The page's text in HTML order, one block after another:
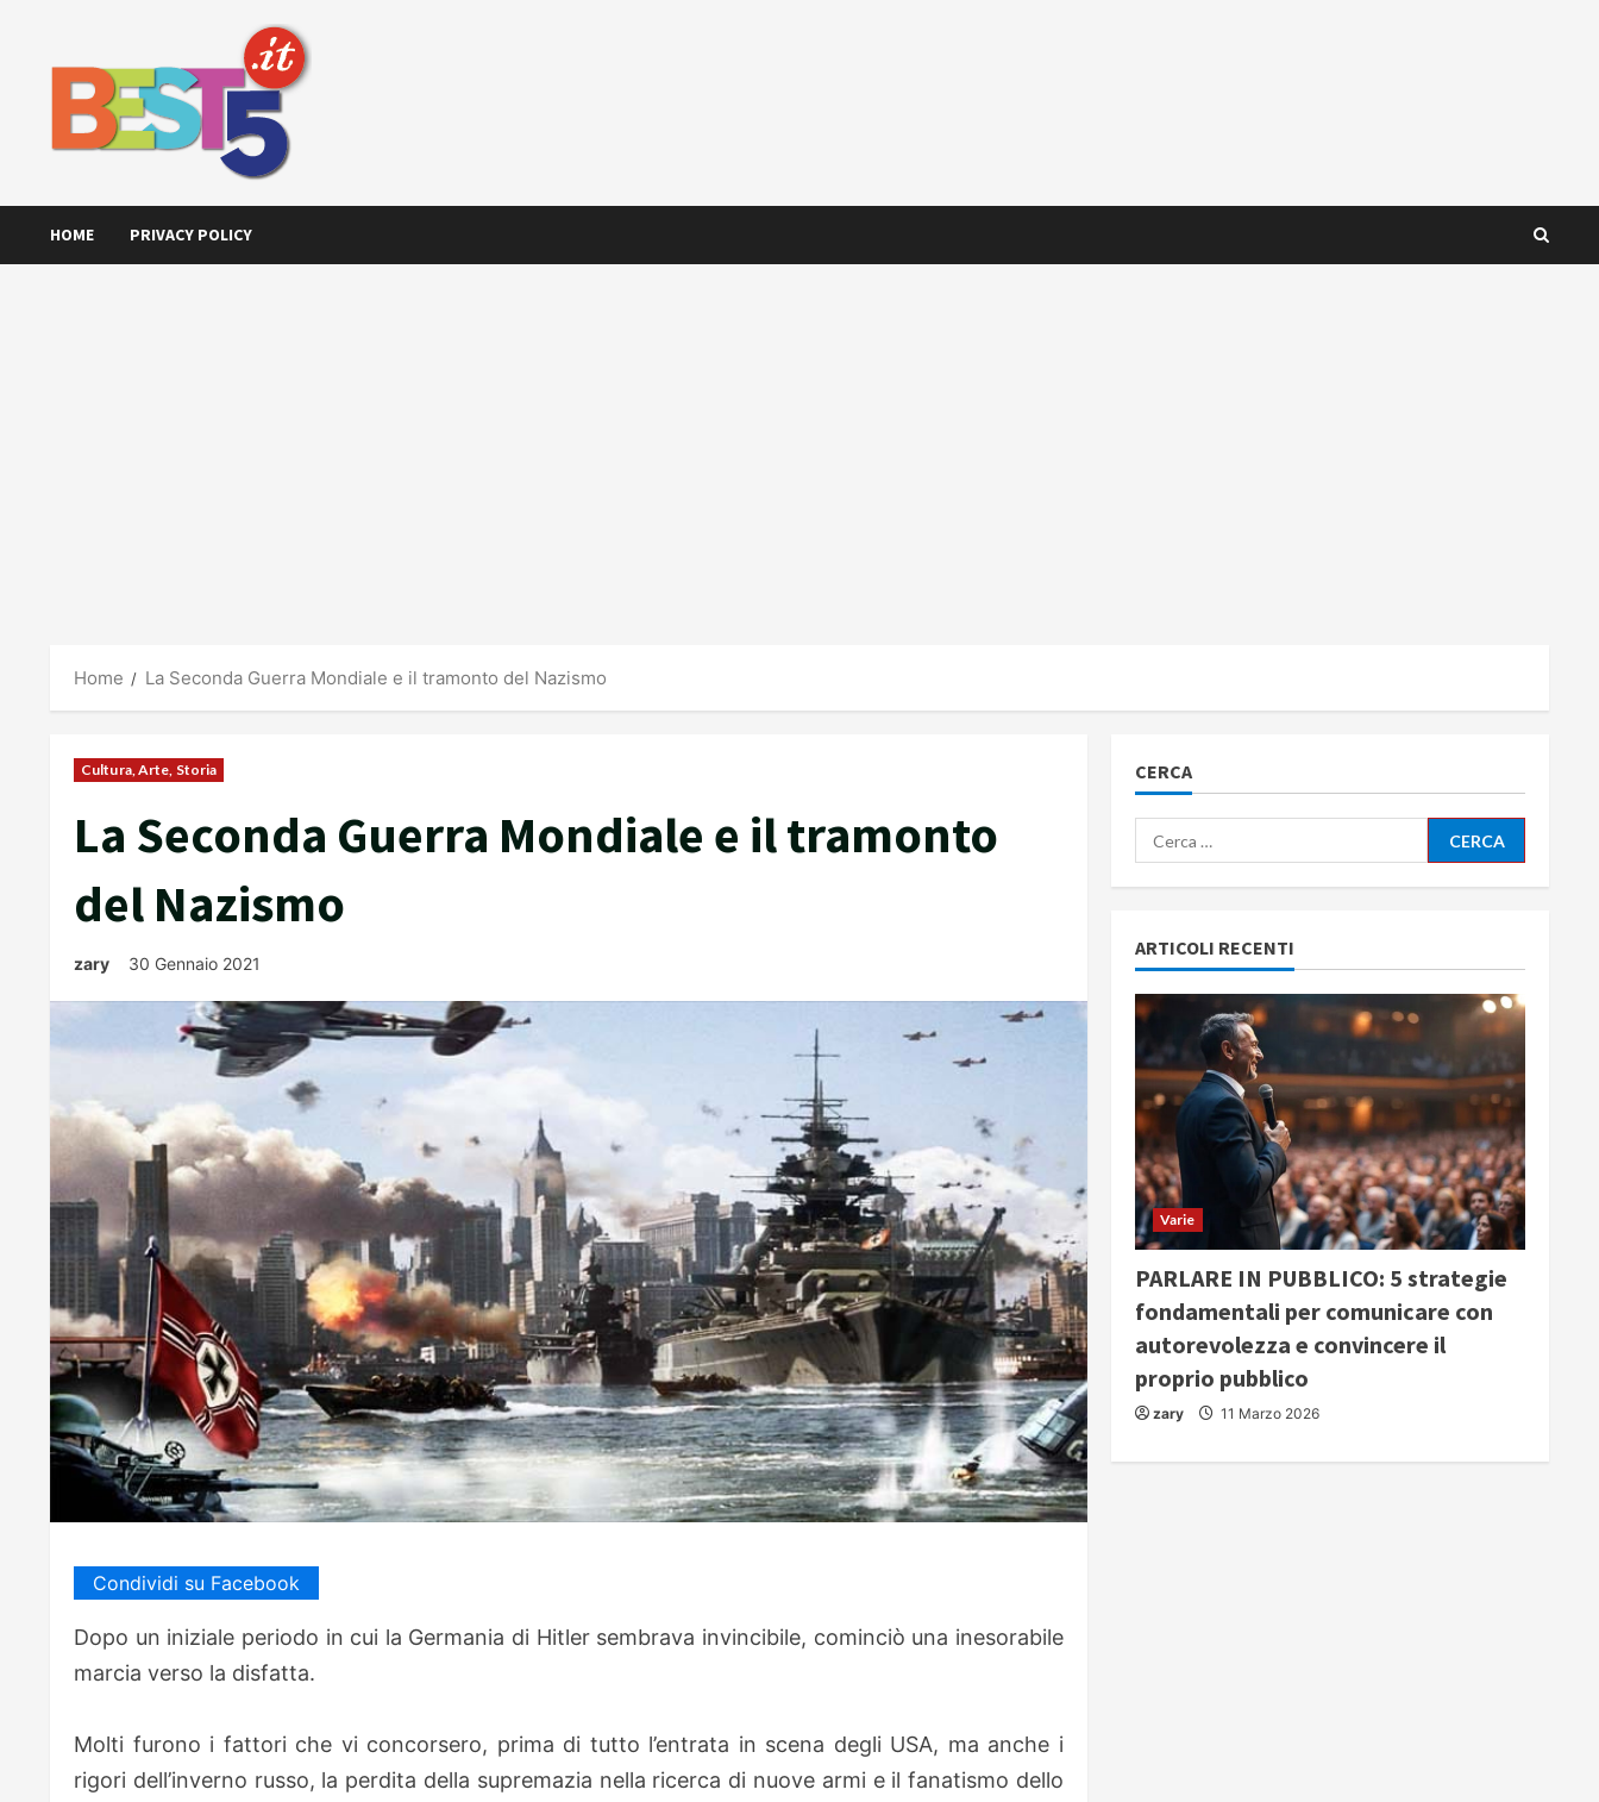
HOME PRIVACY POLICY
Home La Seconda Guerra Mondiale e il tramonto del Nazismo
Cultura, Arte, Storia
La Seconda Guerra Mondiale e il tramonto
del Nazismo
zary 30 Gennaio 2021
Condividi su Facebook
Dopo un iniziale periodo in cui la Germania di Hitler sembrava invincibile, cominciò una inesorabile
marcia verso la disfatta.
Molti furono i fattori che vi concorsero, prima di tutto l’entrata in scena degli USA, ma anche i
rigori dell’inverno russo, la perdita della supremazia nella ricerca di nuove armi e il fanatismo dello
CERCA
Ricerca
per:
ARTICOLI RECENTI
Varie
PARLARE IN PUBBLICO: 5 strategie
fondamentali per comunicare con
autorevolezza e convincere il
proprio pubblico
zary 11 Marzo 2026